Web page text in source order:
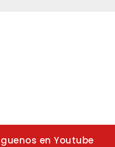
en Youtube